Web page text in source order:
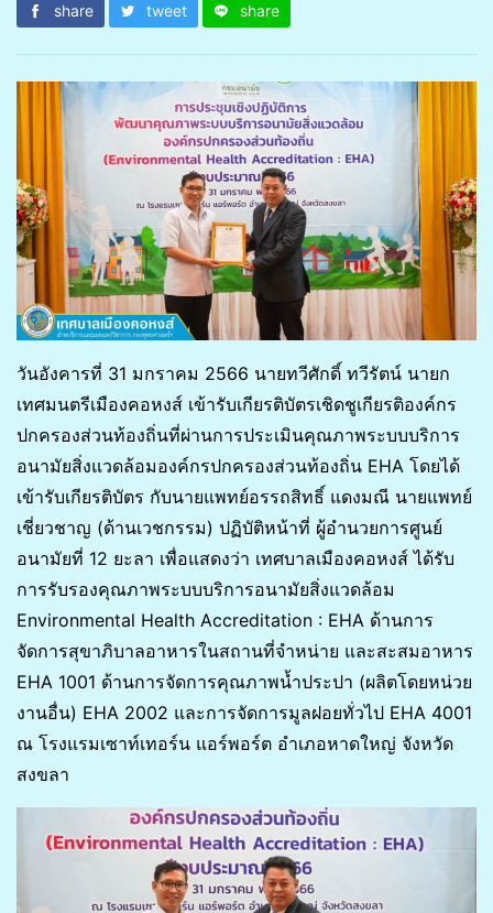
share tweet share
วันอังคารที่ 31 มกราคม 2566 นายทวีศักดิ์ ทวีรัตน์ นายก
เทศมนตรีเมืองคอหงส์ เข้ารับเกียรติบัตรเชิดชูเกียรติองค์กร
ปกครองส่วนท้องถิ่นที่ผ่านการประเมินคุณภาพระบบบริการ
อนามัยสิ่งแวดล้อมองค์กรปกครองส่วนท้องถิ่น EHA โดยได้
เข้ารับเกียรติบัตร กับนายแพทย์อรรถสิทธิ์ แดงมณี นายแพทย์
เชี่ยวชาญ (ด้านเวชกรรม) ปฏิบัติหน้าที่ ผู้อำนวยการศูนย์
อนามัยที่ 12 ยะลา เพื่อแสดงว่า เทศบาลเมืองคอหงส์ ได้รับ
การรับรองคุณภาพระบบบริการอนามัยสิ่งแวดล้อม
Environmental Health Accreditation : EHA ด้านการ
จัดการสุขาภิบาลอาหารในสถานที่จำหน่าย และสะสมอาหาร
EHA 1001 ด้านการจัดการคุณภาพน้ำประปา (ผลิตโดยหน่วย
งานอื่น) EHA 2002 และการจัดการมูลฝอยทั่วไป EHA 4001
ณ โรงแรมเซาท์เทอร์น แอร์พอร์ต อำเภอหาดใหญ่ จังหวัด
สงขลา